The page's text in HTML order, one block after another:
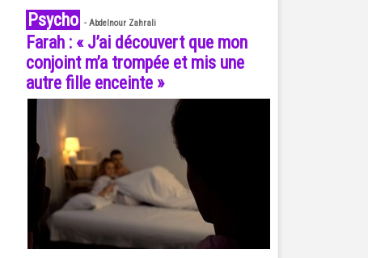
Psycho - Abdelnour Zahrali
Farah : « J’ai découvert que mon
conjoint m’a trompée et mis une
autre fille enceinte »